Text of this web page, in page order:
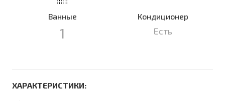
Ванные
1
Кондиционер
Есть
ХАРАКТЕРИСТИКИ: